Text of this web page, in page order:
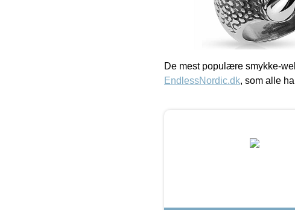
De mest populære smykke-
EndlessNordic.dk, som alle